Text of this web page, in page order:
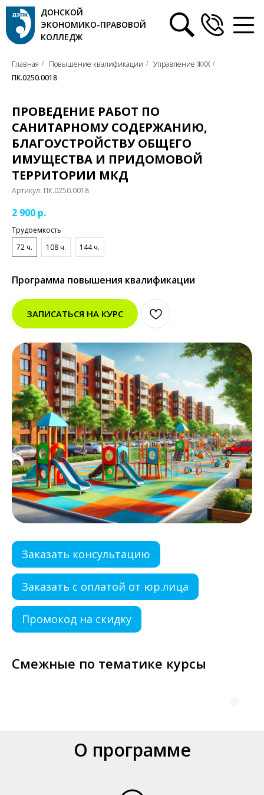
ДОНСКОЙ
ЭКОНОМИКО-ПРАВОВОЙ
КОЛЛЕДЖ
Главная / Повышение квалификации / Управление ЖКХ /
ПК.0250.0018
ПРОВЕДЕНИЕ РАБОТ ПО
САНИТАРНОМУ СОДЕРЖАНИЮ,
БЛАГОУСТРОЙСТВУ ОБЩЕГО
ИМУЩЕСТВА И ПРИДОМОВОЙ
ТЕРРИТОРИИ МКД
Артикул: ПК.0250.0018
2 900 р.
Трудоемкость
72 ч.
108 ч. 144 ч.
Программа повышения квалификации
ЗАПИСАТЬСЯ НА КУРС
Заказать консультацию
Заказать с оплатой от юр.лица
Промокод на скидку
Смежные по тематике курсы
О программе